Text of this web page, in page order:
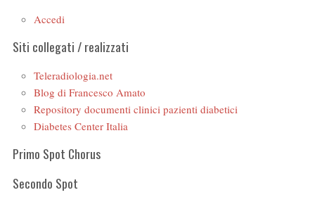
Accedi
Siti collegati / realizzati
Teleradiologia.net
Blog di Francesco Amato
Repository documenti clinici pazienti diabetici
Diabetes Center Italia
Primo Spot Chorus
Secondo Spot